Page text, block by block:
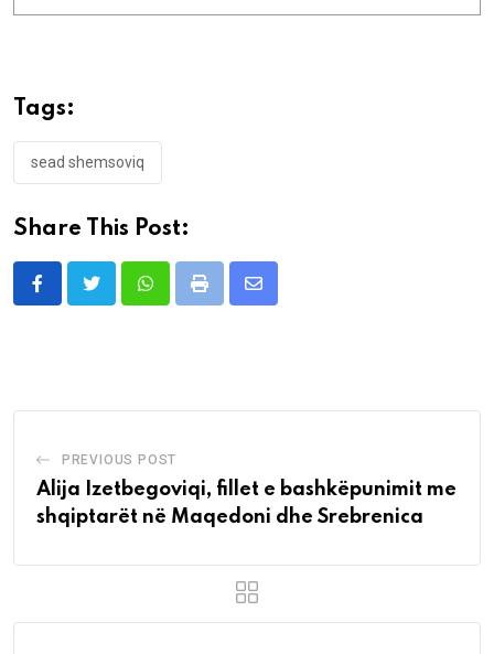
Tags:
sead shemsoviq
Share This Post:
WhatsappPrint
Share
PREVIOUS POST
Alija Izetbegoviqi, fillet e bashkëpunimit me
shqiptarët në Maqedoni dhe Srebrenica